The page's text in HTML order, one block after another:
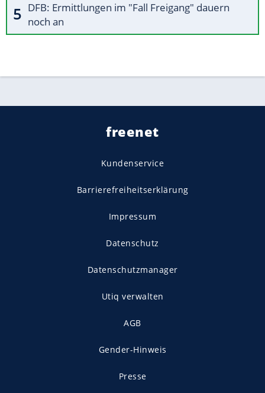
DFB: Ermittlungen im "Fall Freigang" dauern
noch an
freenet
Kundenservice
Barrierefreiheitserklärung
Impressum
Datenschutz
Datenschutzmanager
Utiq verwalten
AGB
Gender-Hinweis
Presse